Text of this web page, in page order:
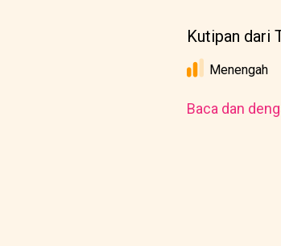
Kutipan dari
Menengah
Baca dan